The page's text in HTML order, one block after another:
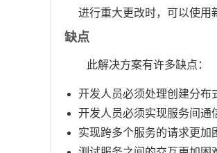
进行重大更改时，可以使用
缺点
此解决方案有许多缺点：
开发人员必须处理创建分布
开发人员必须实现服务间通
实现跨多个服务的请求更加